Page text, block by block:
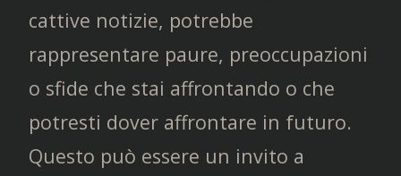
cattive notizie, potrebbe
rappresentare paure, preoccupazioni
o sfide che stai affrontando o che
potresti dover affrontare in futuro.
Questo può essere un invito a